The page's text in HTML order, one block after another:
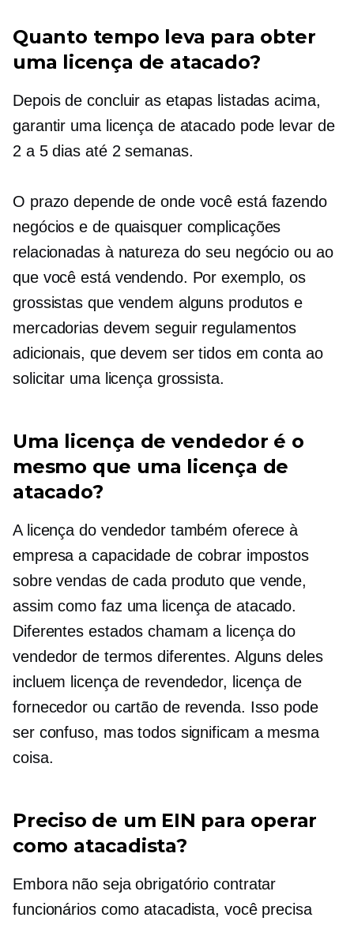
Quanto tempo leva para obter
uma licença de atacado?
Depois de concluir as etapas listadas acima,
garantir uma licença de atacado pode levar de
2 a 5 dias até 2 semanas.
O prazo depende de onde você está fazendo
negócios e de quaisquer complicações
relacionadas à natureza do seu negócio ou ao
que você está vendendo. Por exemplo, os
grossistas que vendem alguns produtos e
mercadorias devem seguir regulamentos
adicionais, que devem ser tidos em conta ao
solicitar uma licença grossista.
Uma licença de vendedor é o
mesmo que uma licença de
atacado?
A licença do vendedor também oferece à
empresa a capacidade de cobrar impostos
sobre vendas de cada produto que vende,
assim como faz uma licença de atacado.
Diferentes estados chamam a licença do
vendedor de termos diferentes. Alguns deles
incluem licença de revendedor, licença de
fornecedor ou cartão de revenda. Isso pode
ser confuso, mas todos significam a mesma
coisa.
Preciso de um EIN para operar
como atacadista?
Embora não seja obrigatório contratar
funcionários como atacadista, você precisa